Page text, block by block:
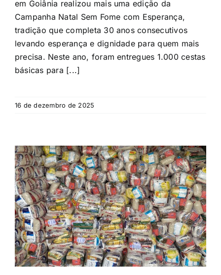
em Goiânia realizou mais uma edição da
Campanha Natal Sem Fome com Esperança,
tradição que completa 30 anos consecutivos
levando esperança e dignidade para quem mais
precisa. Neste ano, foram entregues 1.000 cestas
básicas para [...]
16 de dezembro de 2025